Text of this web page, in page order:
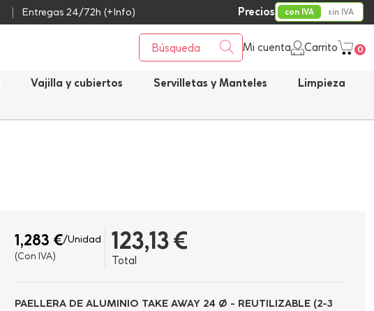
Precios con IVA sin IVA
Entregas 24/72h (+Info)
Mi cuenta Carrito 0
Vajilla y cubiertos Servilletas y Manteles
Limpieza
1,283 €/Unidad
(Con IVA)
123,13 €
Total
PAELLERA DE ALUMINIO TAKE AWAY 24 Ø - REUTILIZABLE (2-3